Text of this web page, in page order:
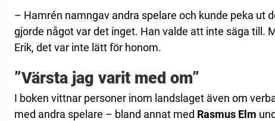
– Hamrén namngav andra spelare och kunde peka ut
gjorde något var det inget. Han valde att inte säga till.
Erik, det var inte lätt för honom.
”Värsta jag varit med om”
I boken vittnar personer inom landslaget även om
med andra spelare – bland annat med Rasmus Elm